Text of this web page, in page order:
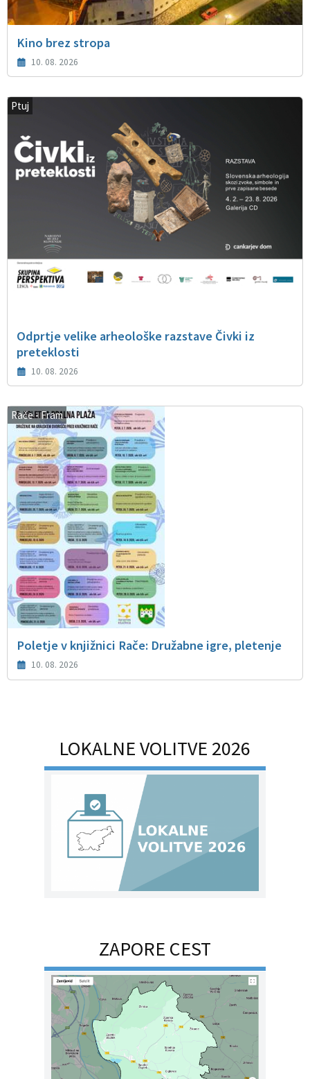
Kino brez stropa
10. 08. 2026
Ptuj
Odprtje velike arheološke razstave Čivki iz
preteklosti
10. 08. 2026
Rače - Fram
Poletje v knjižnici Rače: Družabne igre, pletenje
10. 08. 2026
LOKALNE VOLITVE 2026
ZAPORE CEST